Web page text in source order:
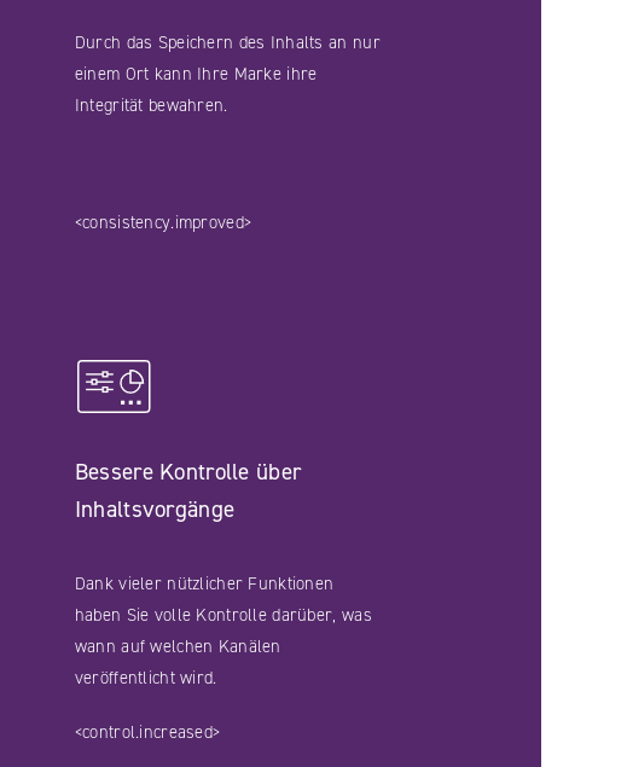
Durch das Speichern des Inhalts an nur
einem Ort kann Ihre Marke ihre
Integrität bewahren.
<consistency.improved>
Bessere Kontrolle über
Inhaltsvorgänge
Dank vieler nützlicher Funktionen
haben Sie volle Kontrolle darüber, was
wann auf welchen Kanälen
veröffentlicht wird.
<control.increased>